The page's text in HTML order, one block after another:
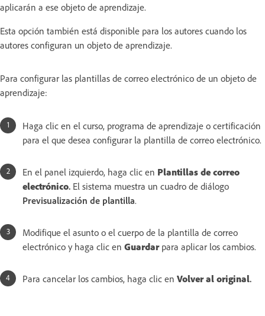
aplicarán a ese objeto de aprendizaje.
Esta opción también está disponible para los autores cuando los
autores configuran un objeto de aprendizaje.
Para configurar las plantillas de correo electrónico de un objeto de
aprendizaje:
Haga clic en el curso, programa de aprendizaje o certificación
para el que desea configurar la plantilla de correo electrónico.
En el panel izquierdo, haga clic en Plantillas de correo
electrónico. El sistema muestra un cuadro de diálogo
Previsualización de plantilla.
Modifique el asunto o el cuerpo de la plantilla de correo
electrónico y haga clic en Guardar para aplicar los cambios.
Para cancelar los cambios, haga clic en Volver al original.